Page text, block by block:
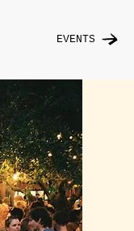
EVENTS